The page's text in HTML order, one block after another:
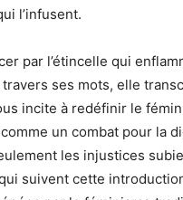
l’infusent.
par l’étincelle qui
ses mots, elle
incite à redéfinir le
un combat pour la
les injustices
suivent cette